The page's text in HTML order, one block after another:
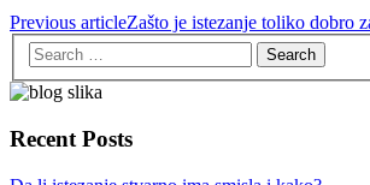
Previous articleZašto je istezanje toliko dobro
Recent Posts